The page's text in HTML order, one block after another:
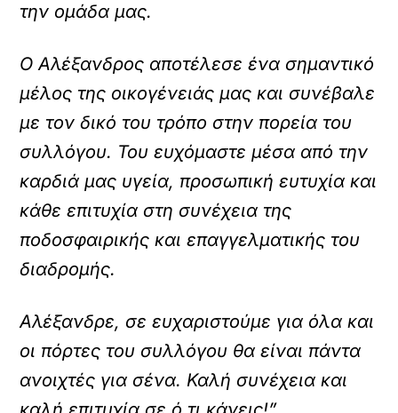
την ομάδα μας.
Ο Αλέξανδρος αποτέλεσε ένα σημαντικό
μέλος της οικογένειάς μας και συνέβαλε
με τον δικό του τρόπο στην πορεία του
συλλόγου. Του ευχόμαστε μέσα από την
καρδιά μας υγεία, προσωπική ευτυχία και
κάθε επιτυχία στη συνέχεια της
ποδοσφαιρικής και επαγγελματικής του
διαδρομής.
Αλέξανδρε, σε ευχαριστούμε για όλα και
οι πόρτες του συλλόγου θα είναι πάντα
ανοιχτές για σένα. Καλή συνέχεια και